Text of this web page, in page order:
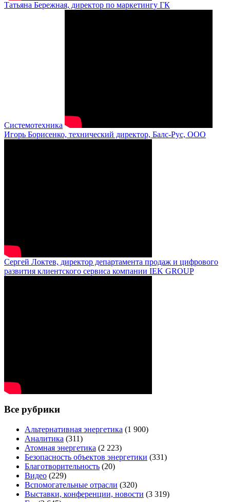
Татьяна Бережная, директор по маркетингу ГК
Системотехника
Игорь Борисенко, технический директор, Балс-Рус, ООО
Сергей Локтев, директор департамента продаж и цифрового
развития клиентского сервиса компании IEK GROUP
Все рубрики
Альтернативная энергетика (1 900)
Аналитика (311)
Атомная энергетика (2 223)
Безопасность объектов энергетики (331)
Благотворительность (20)
Видео (229)
Вспомогательные отрасли (320)
Выставки, конференции, новости (3 319)